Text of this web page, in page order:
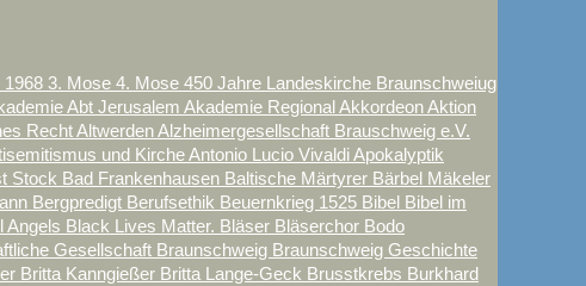
1968 3. Mose 4. Mose 450 Jahre Landeskirche Braunschweiug
Abt Jerusalem Akademie RegionalAkkordeonAktion
RechtAltwerdenAlzheimergesellschaft Brauschweig e.V.
und KircheAntonio Lucio VivaldiApokalyptik
Stock Bad Frankenhausen Baltische Märtyrer Bärbel Mäkeler
Bergpredigt Berufsethik Beuernkrieg 1525 Bibel Bibel im
Angels Black Lives Matter. Bläser Bläserchor Bodo
Gesellschaft Braunschweig Braunschweig Geschichte
Britta Kanngießer Britta Lange-Geck Brusstkrebs Burkhard